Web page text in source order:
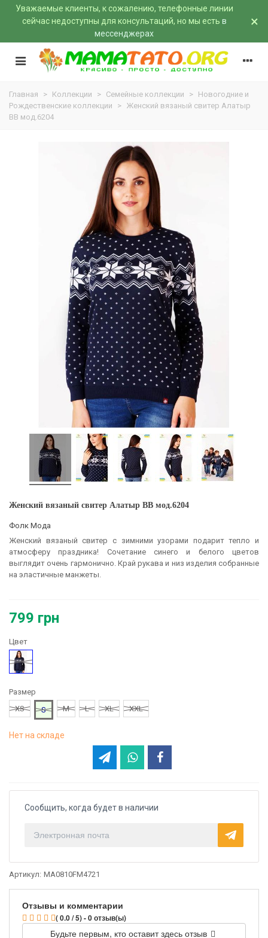
Уважаемые клиенты, к сожалению, телефонные линии
сейчас недоступны для консультаций, но мы есть в
мессенджерах
×
Главная > Коллекции > Семейные коллекции > Новогодние и
Рождественские коллекции
> Женский вязаный свитер Алатыр
BB мод.6204
Женский вязаный свитер Алатыр BB мод.6204
Фолк Мода
Женский вязаный свитер с зимними узорами подарит тепло и
атмосферу праздника! Сочетание синего и белого цветов
выглядит очень гармонично. Край рукава и низ изделия собранные
на эластичные манжеты.
799 грн
Цвет
Синий
Размер
XS
S M L XL XXL
Нет на складе
Сообщить, когда будет в наличии
Артикул: MA0810FM4721
Отзывы и комментарии
( 0.0 / 5) - 0 отзыв(ы)
Будьте первым, кто оставит здесь отзыв